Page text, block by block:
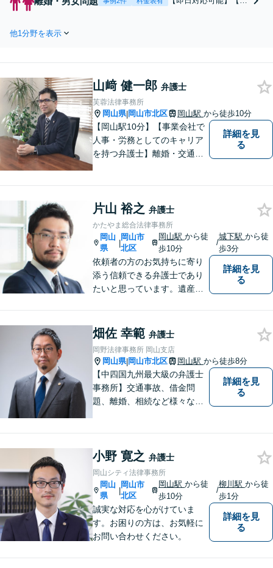
認定／交通事故裁判はお任せ
円にした事例あり。慰
停／熟年離婚など、ご
強く対応いたします。
【土日祝・夜間相談も
可能】
他1分野を表示
山﨑 健一郎 弁護士
芙蓉法律事務所
岡山県|岡山市北区 岡山駅 から徒歩10分
【岡山駅10分】【事業会社で
人事・労務としてのキャリア
を持つ弁護士】離婚・交通事
とお話をうかがうことを心掛
けています。必要に応じ、他
士業と連携して解決を図りま
す。
詳細を見
る
片山 裕之 弁護士
かたやま総合法律事務所
岡山
県
|
岡山市
北区
岡山駅から徒
歩10分
/
城下駅 から徒
歩3分
依頼者の方のお気持ちに寄り
添う信頼できる弁護士であり
たいと思っています。遺産分
等に対応しています。お気軽
にご相談ください。
詳細を見
る
畑佐 幸範 弁護士
岡野法律事務所 岡山支店
岡山県|岡山市北区 岡山駅 から徒歩8分
【中四国九州最大級の弁護士
事務所】交通事故、借金問
題、離婚、相続など様々な問
い！
詳細を見
る
小野 寛之 弁護士
岡山シティ法律事務所
岡山
県
|
岡山市
北区
岡山駅から徒
歩10分
/
柳川駅 から徒
歩1分
誠実な対応を心がけていま
す。お困りの方は、お気軽に
お問い合わせください。
詳細を見
る